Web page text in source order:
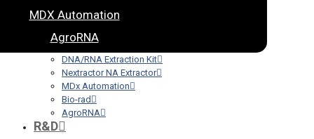
MDX Automation
AgroRNA
DNA/RNA Extraction Kit
Nextractor NA Extractor
MDx Automation
Bio-rad
AgroRNA
R&D